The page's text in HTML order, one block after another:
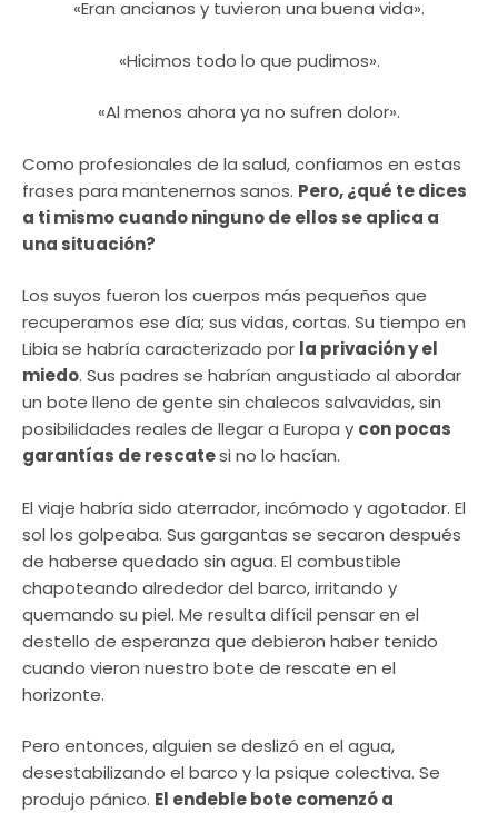
«Eran ancianos y tuvieron una buena vida».
«Hicimos todo lo que pudimos».
«Al menos ahora ya no sufren dolor».
Como profesionales de la salud, confiamos en estas
frases para mantenernos sanos. Pero, ¿qué te dices
a ti mismo cuando ninguno de ellos se aplica a
una situación?
Los suyos fueron los cuerpos más pequeños que
recuperamos ese día; sus vidas, cortas. Su tiempo en
Libia se habría caracterizado por la privación y el
miedo. Sus padres se habrían angustiado al abordar
un bote lleno de gente sin chalecos salvavidas, sin
posibilidades reales de llegar a Europa y con pocas
garantías de rescatesi no lo hacían.
El viaje habría sido aterrador, incómodo y agotador. El
sol los golpeaba. Sus gargantas se secaron después
de haberse quedado sin agua. El combustible
chapoteando alrededor del barco, irritando y
quemando su piel. Me resulta difícil pensar en el
destello de esperanza que debieron haber tenido
cuando vieron nuestro bote de rescate en el
horizonte.
Pero entonces, alguien se deslizó en el agua,
desestabilizando el barco y la psique colectiva. Se
produjo pánico. El endeble bote comenzó a